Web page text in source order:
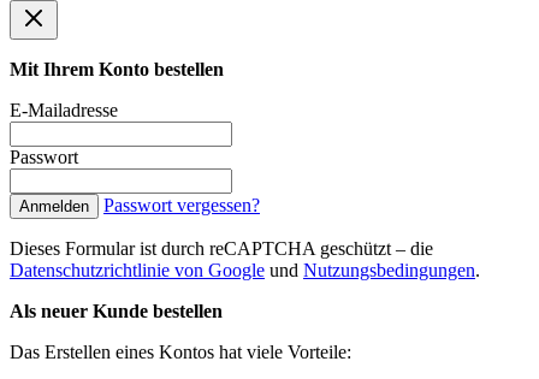
Mit Ihrem Konto bestellen
E-Mailadresse
Passwort
Anmelden Passwort vergessen?
Dieses Formular ist durch reCAPTCHA geschützt – die
Datenschutzrichtlinie von Google und Nutzungsbedingungen.
Als neuer Kunde bestellen
Das Erstellen eines Kontos hat viele Vorteile: